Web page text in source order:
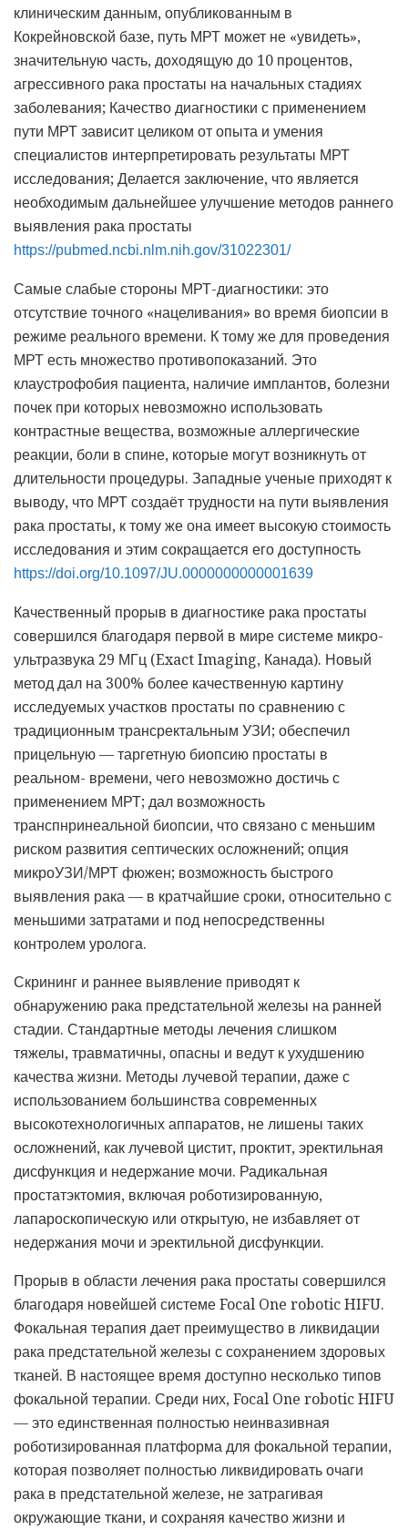
клиническим данным, опубликованным в
Кокрейновской базе, путь МРТ может не «увидеть»,
значительную часть, доходящую до 10 процентов,
агрессивного рака простаты на начальных стадиях
заболевания; Качество диагностики с применением
пути МРТ зависит целиком от опыта и умения
специалистов интерпретировать результаты МРТ
исследования; Делается заключение, что является
необходимым дальнейшее улучшение методов раннего
выявления рака простаты
https://pubmed.ncbi.nlm.nih.gov/31022301/
Самые слабые стороны МРТ-диагностики: это
отсутствие точного «нацеливания» во время биопсии в
режиме реального времени. К тому же для проведения
МРТ есть множество противопоказаний. Это
клаустрофобия пациента, наличие имплантов, болезни
почек при которых невозможно использовать
контрастные вещества, возможные аллергические
реакции, боли в спине, которые могут возникнуть от
длительности процедуры. Западные ученые приходят к
выводу, что МРТ создаёт трудности на пути выявления
рака простаты, к тому же она имеет высокую стоимость
исследования и этим сокращается его доступность
https://doi.org/10.1097/JU.0000000000001639
Качественный прорыв в диагностике рака простаты
совершился благодаря первой в мире системе микро-
ультразвука 29 МГц (Exact Imaging, Канада). Новый
метод дал на 300% более качественную картину
исследуемых участков простаты по сравнению с
традиционным трансректальным УЗИ; обеспечил
прицельную — таргетную биопсию простаты в
реальном- времени, чего невозможно достичь с
применением МРТ; дал возможность
транспнринеальной биопсии, что связано с меньшим
риском развития септических осложнений; опция
микроУЗИ/МРТ фюжен; возможность быстрого
выявления рака — в кратчайшие сроки, относительно с
меньшими затратами и под непосредственны
контролем уролога.
Скрининг и раннее выявление приводят к
обнаружению рака предстательной железы на ранней
стадии. Стандартные методы лечения слишком
тяжелы, травматичны, опасны и ведут к ухудшению
качества жизни. Методы лучевой терапии, даже с
использованием большинства современных
высокотехнологичных аппаратов, не лишены таких
осложнений, как лучевой цистит, проктит, эректильная
дисфункция и недержание мочи. Радикальная
простатэктомия, включая роботизированную,
лапароскопическую или открытую, не избавляет от
недержания мочи и эректильной дисфункции.
Прорыв в области лечения рака простаты совершился
благодаря новейшей системе Focal One robotic HIFU.
Фокальная терапия дает преимущество в ликвидации
рака предстательной железы с сохранением здоровых
тканей. В настоящее время доступно несколько типов
фокальной терапии. Среди них, Focal One robotic HIFU
— это единственная полностью неинвазивная
роботизированная платформа для фокальной терапии,
которая позволяет полностью ликвидировать очаги
рака в предстательной железе, не затрагивая
окружающие ткани, и сохраняя качество жизни и